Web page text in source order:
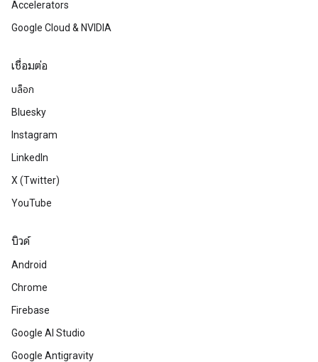
Accelerators
Google Cloud & NVIDIA
เชื่อมต่อ
บล็อก
Bluesky
Instagram
LinkedIn
X (Twitter)
YouTube
บิวด์
Android
Chrome
Firebase
Google AI Studio
Google Antigravity